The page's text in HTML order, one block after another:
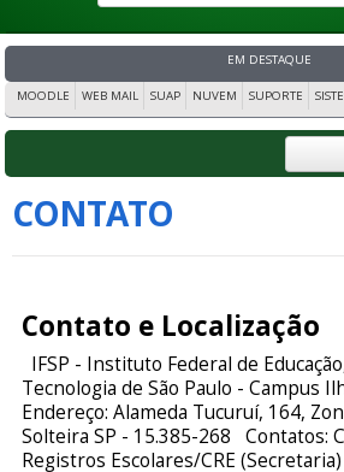
EM DESTAQUE
MOODLE WEB MAIL SUAP NUVEM SUPORTE
CONTATO
Contato e Localização
IFSP - Instituto Federal de
Tecnologia de São Paulo - Campus
Endereço: Alameda Tucuruí, 164,
Solteira SP - 15.385-268 Contatos:
Registros Escolares/CRE